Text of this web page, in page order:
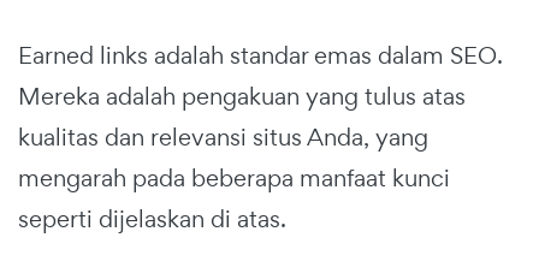
Earned links adalah standar emas dalam SEO.
Mereka adalah pengakuan yang tulus atas
kualitas dan relevansi situs Anda, yang
mengarah pada beberapa manfaat kunci
seperti dijelaskan di atas.